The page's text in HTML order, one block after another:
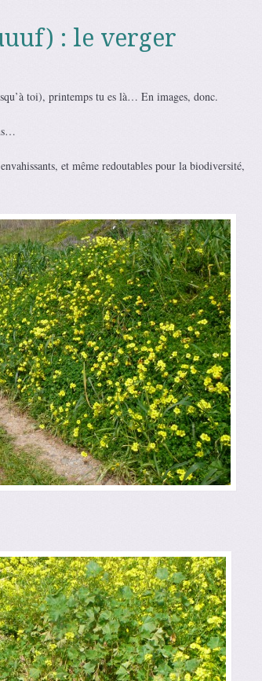
: le verger
toi), printemps tu es là… En images, donc.
et même redoutables pour la biodiversité,